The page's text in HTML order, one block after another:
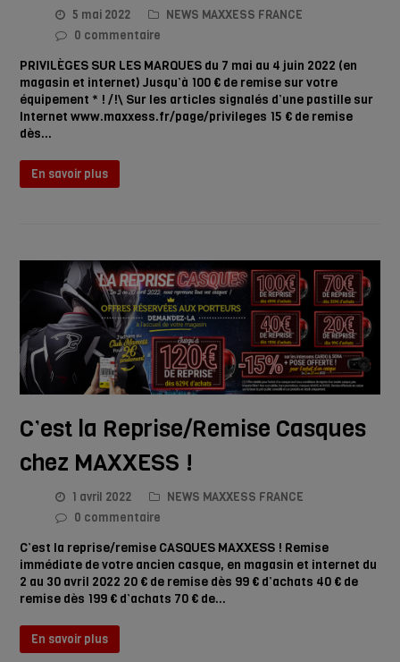
5 mai 2022
NEWS MAXXESS FRANCE
0 commentaire
PRIVILÈGES SUR LES MARQUES du 7 mai au 4 juin 2022 (en
magasin et internet) Jusqu’à 100 € de remise sur votre
équipement * ! /!\ Sur les articles signalés d’une pastille sur
Internet www.maxxess.fr/page/privileges 15 € de remise
dès…
En savoir plus
C’est la Reprise/Remise Casques
chez MAXXESS !
1 avril 2022
NEWS MAXXESS FRANCE
0 commentaire
C’est la reprise/remise CASQUES MAXXESS ! Remise
immédiate de votre ancien casque, en magasin et internet du
2 au 30 avril 2022 20 € de remise dès 99 € d’achats 40 € de
remise dès 199 € d’achats 70 € de…
En savoir plus